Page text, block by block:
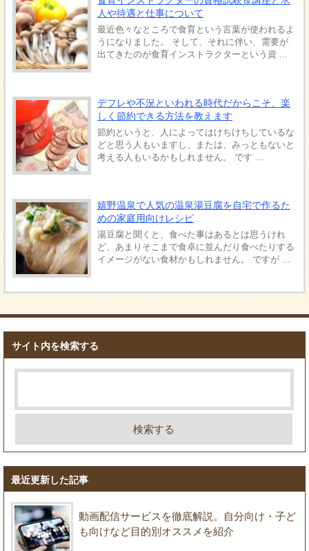
人や待遇と仕事について
最近色々なところで食育という言葉が使われるよ
うになりました。 そして、それに伴い、需要が
出てきたのが食育インストラクターという資 ...
デフレや不況といわれる時代だからこそ、楽
しく節約できる方法を教えます
節約というと、人によってはけちけちしているな
どと思う人もいますし、または、みっともないと
考える人もいるかもしれません。 です ...
嬉野温泉で人気の温泉湯豆腐を自宅で作るた
めの家庭用向けレシピ
湯豆腐と聞くと、食べた事はあるとは思うけれ
ど、あまりそこまで食卓に並んだり食べたりする
イメージがない食材かもしれません。 ですが ...
サイト内を検索する
最近更新した記事
動画配信サービスを徹底解説。自分向け・子ど
も向けなど目的別オススメを紹介